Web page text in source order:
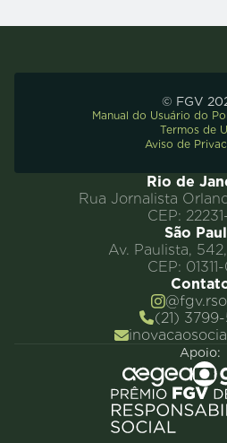
Apoio:
Rio de
Rua Jornalista
CEP:
São
Av. Paulista,
CEP:
(21)
© FGV
Manual do Usuário do
Termos de
Aviso de